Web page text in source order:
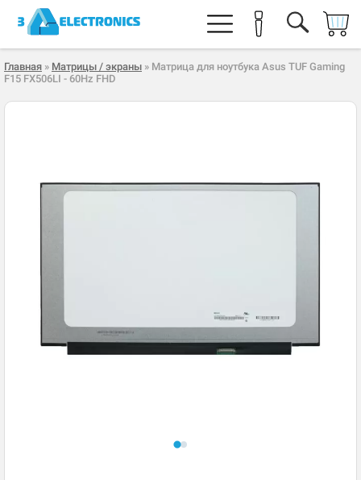
Главная » Матрицы / экраны » Матрица для ноутбука Asus TUF Gaming
F15 FX506LI - 60Hz FHD